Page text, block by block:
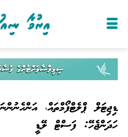
ޑިޖިޓަލް ޕްލެޓްފޯމްތައް،
ހަދަންޖެހޭ: ފަސްޓް ލޭޑީ